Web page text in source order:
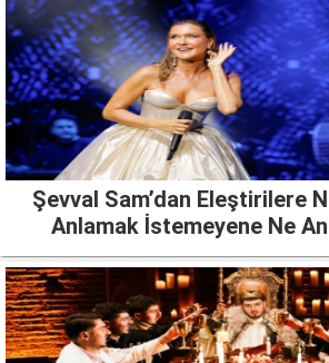
Şevval Sam’dan Eleştirilere
Anlamak İstemeyene Ne